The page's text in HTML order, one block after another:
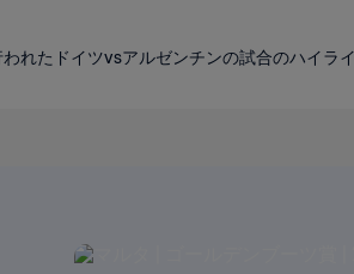
たドイツvsアルゼンチンの試合のハイライ